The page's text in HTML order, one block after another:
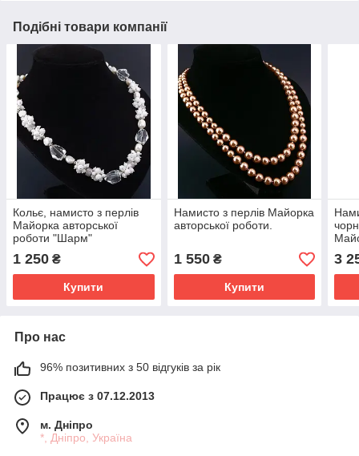
Подібні товари компанії
Кольє, намисто з перлів
Майорка авторської
роботи "Шарм"
1 250 ₴
Купити
Намисто з перлів Майорка
авторської роботи.
1 550₴
Купити
3
Про нас
96% позитивних з 50 відгуків за рік
Працює з 07.12.2013
м. Дніпро
*, Дніпро, Україна